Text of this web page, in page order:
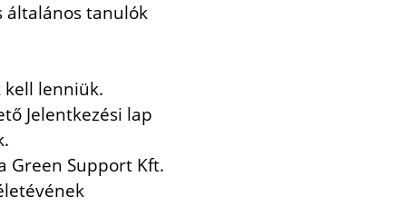
általános tanulók
kell lenniük.
Jelentkezési lap
Green Support Kft.